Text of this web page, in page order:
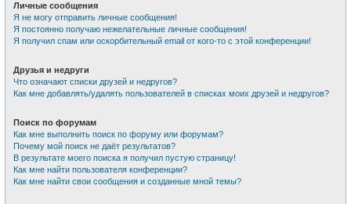
Личные сообщения
Я не могу отправить личные сообщения!
Я постоянно получаю нежелательные личные сообщения!
Я получил спам или оскорбительный email от кого-то с этой конференции!
Друзья и недруги
Что означают списки друзей и недругов?
Как мне добавлять/удалять пользователей в списках моих друзей и недругов?
Поиск по форумам
Как мне выполнить поиск по форуму или форумам?
Почему мой поиск не даёт результатов?
В результате моего поиска я получил пустую страницу!
Как мне найти пользователя конференции?
Как мне найти свои сообщения и созданные мной темы?